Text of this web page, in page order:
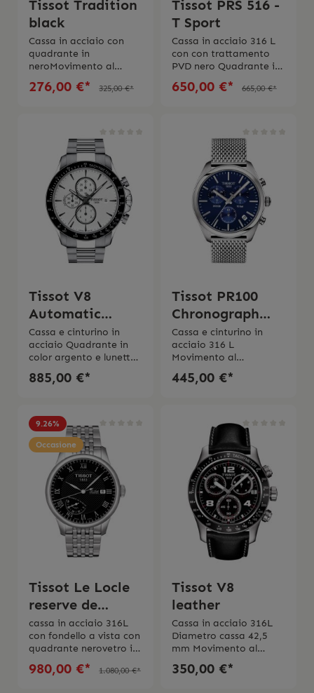
Tissot Tradition
black
Cassa in acciaio con
quadrante in
neroMovimento al
quarzo F06.111Vetro
ZaffiroBracciale in pelle
anni Scatola e
istruzione d’uso
originale
276,00 €* 325,00 €*
Tissot PRS 516 -
T Sport
Cassa in acciaio 316 L
con con trattamento
PVD nero Quadrante in
nero e lunetta in
carbonio Movimento al
antigraffio con
trattamento
antiriflessoFunzioni
contatori 30 minuti e
1/10 di
secondoLancetta
cronografo centrale dei
60 secondiFunzioni ADD
e SPLITCinturino in
caucciùSwiss Made 2
650,00 €* 665,00 €*
Tissot V8
Automatic
Chronograph
Cassa e cinturino in
acciaio Quadrante in
color argento e lunetta
in neroMovimento
automatico Riserva di
fino a 10 bar (100
metri/330 piedi)Vetro
zaffiro
antigraffioCronografoS
wiss Made 2 anni di
garanzia L’orologio
viene spedito con la
scatola originale e
l’istruzione d’uso
originale.
885,00 €*
Tissot PR100
Chronograph
Blue
Cassa e cinturino in
acciaio 316 L
Movimento al
quarzoQuadrante in
blu Impermeabilità fino
gioiello con sicuraVetro
zaffiro antigraffioSwiss
Made 2 anni di
garanzia
445,00 €*
9.26%
Occasione
Tissot Le Locle
reserve de
marche
cassa in acciaio 316L
con fondello a vista con
quadrante nerovetro in
antigraffiochrono
980,00 €* 1.080,00 €*
Tissot V8
leather
Cassa in acciaio 316L
Diametro cassa 42,5
mm Movimento al
quarzo Vetro zaffiro
antigraffioQuadrante e
350,00 €*